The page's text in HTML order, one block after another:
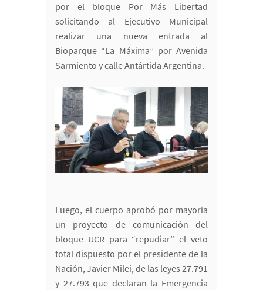
por el bloque Por Más Libertad
solicitando al Ejecutivo Municipal
realizar una nueva entrada al
Bioparque “La Máxima” por Avenida
Sarmiento y calle Antártida Argentina.
Luego, el cuerpo aprobó por mayoría
un proyecto de comunicación del
bloque UCR para “repudiar” el veto
total dispuesto por el presidente de la
Nación, Javier Milei, de las leyes 27.791
y 27.793 que declaran la Emergencia